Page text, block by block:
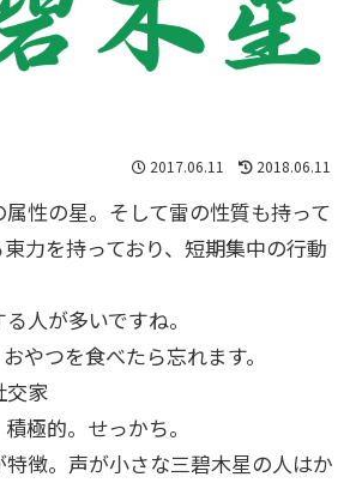
2017.06.11 2018.06.11
属性の星。そして雷の性質も持って
力を持っており、短期集中の行動
人が多いですね。
やつを食べたら忘れます。
交家
極的。せっかち。
特徴。声が小さな三碧木星の人はか